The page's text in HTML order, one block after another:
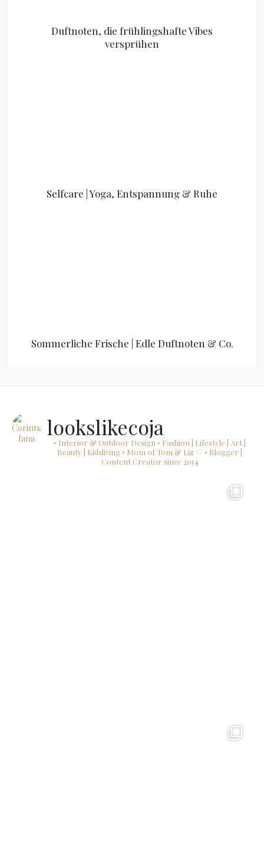
Duftnoten, die frühlingshafte Vibes
versprühen
Selfcare | Yoga, Entspannung & Ruhe
Sommerliche Frische | Edle Duftnoten & Co.
lookslikecoja
▫ Interior & Outdoor Design ▫ Fashion | Lifestyle | Art |
Beauty | Kidsliving▫ Mom of Tom & Liz ♡ ▫ Blogger |
Content Creator since 2014